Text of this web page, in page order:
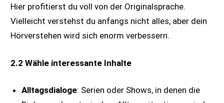
Hier profitierst du voll von der Originalsprache.
Vielleicht verstehst du anfangs nicht alles, aber dein
Hörverstehen wird sich enorm verbessern.
2.2 Wähle interessante Inhalte
Alltagsdialoge: Serien oder Shows, in denen die